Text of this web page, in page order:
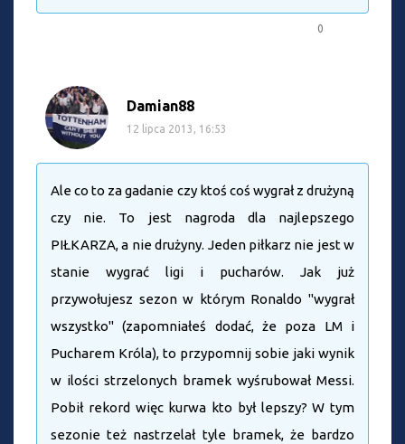
0
Damian88
12 lipca 2013, 16:53
Ale co to za gadanie czy ktoś coś wygrał z drużyną
czy nie. To jest nagroda dla najlepszego
PIŁKARZA, a nie drużyny. Jeden piłkarz nie jest w
stanie wygrać ligi i pucharów. Jak już
przywołujesz sezon w którym Ronaldo "wygrał
wszystko" (zapomniałeś dodać, że poza LM i
Pucharem Króla), to przypomnij sobie jaki wynik
w ilości strzelonych bramek wyśrubował Messi.
Pobił rekord więc kurwa kto był lepszy? W tym
sezonie też nastrzelał tyle bramek, że bardzo